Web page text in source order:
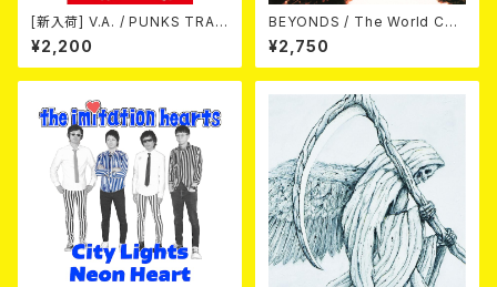
[新入荷] V.A. / PUNKS TRAV
EL GUIDE SHIZUOKA (CD)
¥2,200
BEYONDS / The World Cha
nged Into Sunday Afternoo
n 10"＋CD＋DVD
¥2,750